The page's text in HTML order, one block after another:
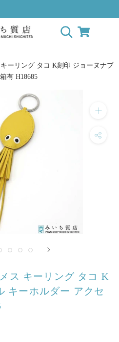
ーリング タコ K刻印 ジョーヌナプ
有 H18685
ス キーリング タコ K
キーホルダー アクセ